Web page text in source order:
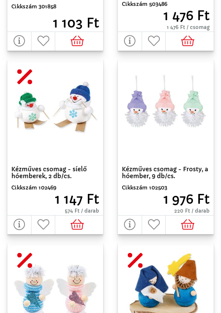
Cikkszám 301858
1 103 Ft
Cikkszám 503486
1 476 Ft
1 476 Ft / csomag
Kézműves csomag - síelő
hóemberek, 2 db/cs.
Cikkszám 102469
1 147 Ft
574 Ft / darab
Kézműves csomag - Frosty, a
hóember, 9 db/cs.
Cikkszám 102503
1 976 Ft
220 Ft / darab